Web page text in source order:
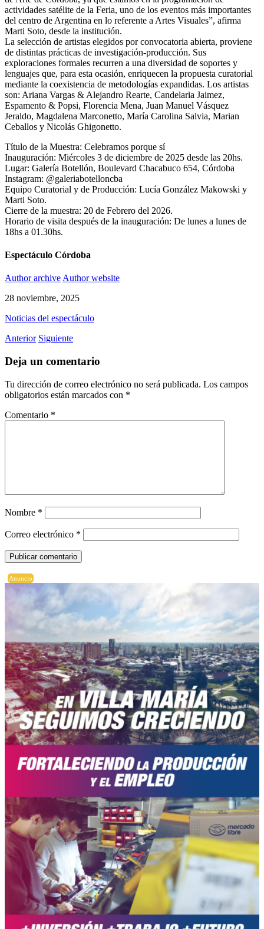
actividades satélite de la Feria, uno de los eventos más importantes
del centro de Argentina en lo referente a Artes Visuales”, afirma
Marti Soto, desde la institución.
La selección de artistas elegidos por convocatoria abierta, proviene
de distintas prácticas de investigación-producción. Sus
exploraciones formales recurren a una diversidad de soportes y
lenguajes que, para esta ocasión, enriquecen la propuesta curatorial
mediante la coexistencia de metodologías expandidas. Los artistas
son: Ariana Vargas & Alejandro Rearte, Candelaria Jaimez,
Espamento & Popsi, Florencia Mena, Juan Manuel Vásquez
Jeraldo, Magdalena Marconetto, María Carolina Salvia, Marian
Ceballos y Nicolás Ghigonetto.
Título de la Muestra: Celebramos porque sí
Inauguración: Miércoles 3 de diciembre de 2025 desde las 20hs.
Lugar: Galería Botellón, Boulevard Chacabuco 654, Córdoba
Instagram: @galeriabotelloncba
Equipo Curatorial y de Producción: Lucía González Makowski y
Marti Soto.
Cierre de la muestra: 20 de Febrero del 2026.
Horario de visita después de la inauguración: De lunes a lunes de
18hs a 01.30hs.
Espectáculo Córdoba
Author archiveAuthor website
28 noviembre, 2025
Noticias del espectáculo
Anterior Siguiente
Deja un comentario
Tu dirección de correo electrónico no será publicada. Los campos
obligatorios están marcados con *
Comentario *
Nombre *
Correo electrónico *
Anuncio